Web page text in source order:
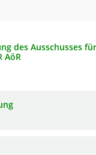
des Ausschusses
AöR